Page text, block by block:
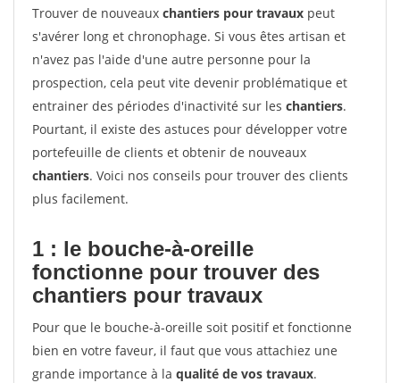
Trouver de nouveaux chantiers pour travaux peut
s'avérer long et chronophage. Si vous êtes artisan et
n'avez pas l'aide d'une autre personne pour la
prospection, cela peut vite devenir problématique et
entrainer des périodes d'inactivité sur les chantiers.
Pourtant, il existe des astuces pour développer votre
portefeuille de clients et obtenir de nouveaux
chantiers. Voici nos conseils pour trouver des clients
plus facilement.
1 : le bouche-à-oreille
fonctionne pour trouver des
chantiers pour travaux
Pour que le bouche-à-oreille soit positif et fonctionne
bien en votre faveur, il faut que vous attachiez une
grande importance à la qualité de vos travaux.